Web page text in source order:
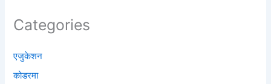
Categories
एजुकेशन
कोडरमा